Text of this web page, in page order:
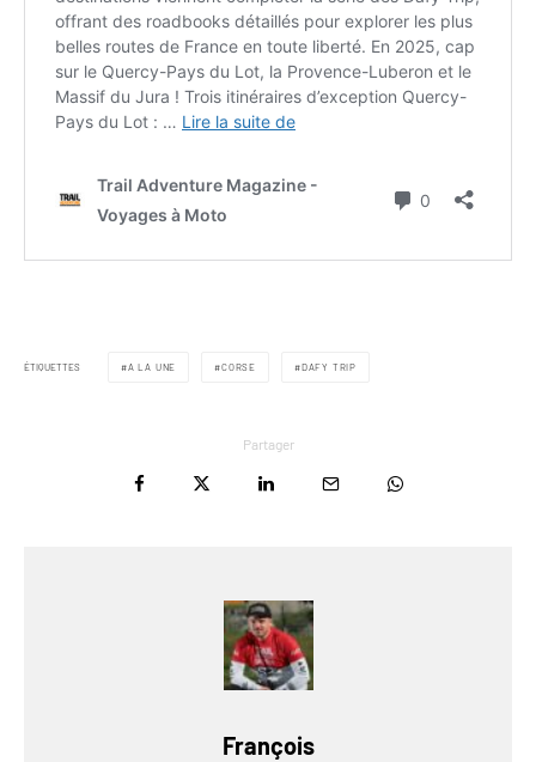
ÉTIQUETTES A LA UNE CORSE DAFY TRIP
Partager
François